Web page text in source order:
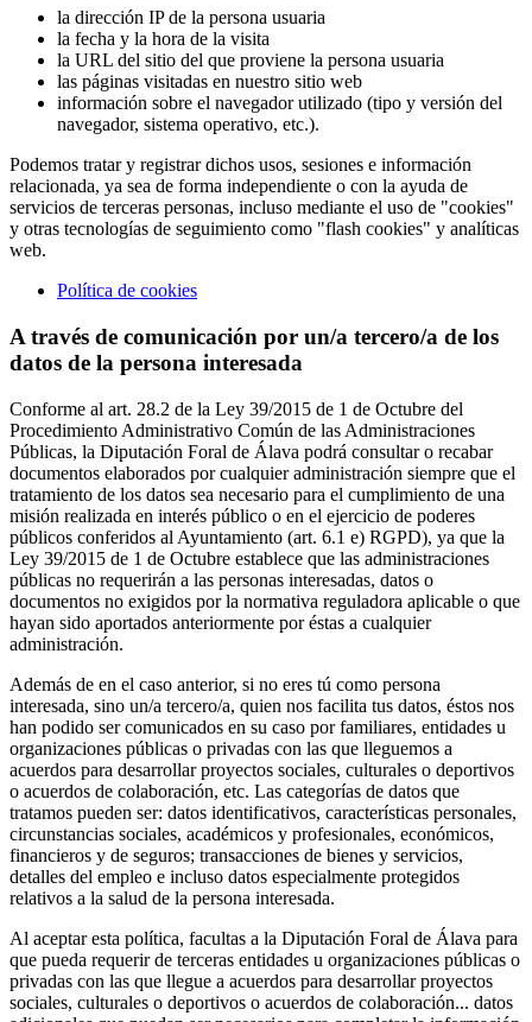
la dirección IP de la persona usuaria
la fecha y la hora de la visita
la URL del sitio del que proviene la persona usuaria
las páginas visitadas en nuestro sitio web
información sobre el navegador utilizado (tipo y versión del
navegador, sistema operativo, etc.).
Podemos tratar y registrar dichos usos, sesiones e información
relacionada, ya sea de forma independiente o con la ayuda de
servicios de terceras personas, incluso mediante el uso de "cookies"
y otras tecnologías de seguimiento como "flash cookies" y analíticas
web.
Política de cookies
A través de comunicación por un/a tercero/a de los
datos de la persona interesada
Conforme al art. 28.2 de la Ley 39/2015 de 1 de Octubre del
Procedimiento Administrativo Común de las Administraciones
Públicas, la Diputación Foral de Álava podrá consultar o recabar
documentos elaborados por cualquier administración siempre que el
tratamiento de los datos sea necesario para el cumplimiento de una
misión realizada en interés público o en el ejercicio de poderes
públicos conferidos al Ayuntamiento (art. 6.1 e) RGPD), ya que la
Ley 39/2015 de 1 de Octubre establece que las administraciones
públicas no requerirán a las personas interesadas, datos o
documentos no exigidos por la normativa reguladora aplicable o que
hayan sido aportados anteriormente por éstas a cualquier
administración.
Además de en el caso anterior, si no eres tú como persona
interesada, sino un/a tercero/a, quien nos facilita tus datos, éstos nos
han podido ser comunicados en su caso por familiares, entidades u
organizaciones públicas o privadas con las que lleguemos a
acuerdos para desarrollar proyectos sociales, culturales o deportivos
o acuerdos de colaboración, etc. Las categorías de datos que
tratamos pueden ser: datos identificativos, características personales,
circunstancias sociales, académicos y profesionales, económicos,
financieros y de seguros; transacciones de bienes y servicios,
detalles del empleo e incluso datos especialmente protegidos
relativos a la salud de la persona interesada.
Al aceptar esta política, facultas a la Diputación Foral de Álava para
que pueda requerir de terceras entidades u organizaciones públicas o
privadas con las que llegue a acuerdos para desarrollar proyectos
sociales, culturales o deportivos o acuerdos de colaboración... datos